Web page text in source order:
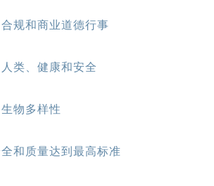
规和商业道德行事
类、健康和安全
物多样性
和质量达到最高标准